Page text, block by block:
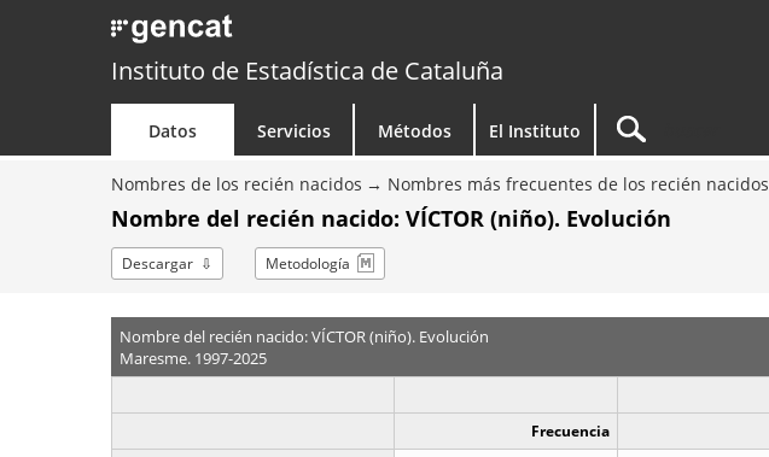
Instituto de Estadística de Cataluña
Datos Servicios Métodos El Instituto
Nombres de los recién nacidos Nombres más frecuentes de los recién nacidos
Nombre del recién nacido: VÍCTOR (niño). Evolución
Descargar Metodología
Nombre del recién nacido: VÍCTOR (niño). Evolución
Maresme. 1997-2025
Frecuencia